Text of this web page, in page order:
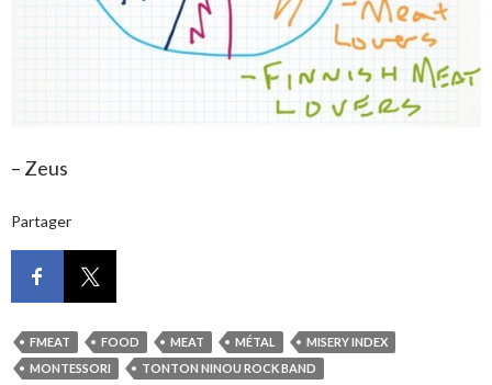
– Zeus
Partager
FMEAT FOOD MEAT MÉTAL
MISERY INDEX
MONTESSORI
TONTON NINOU ROCK BAND